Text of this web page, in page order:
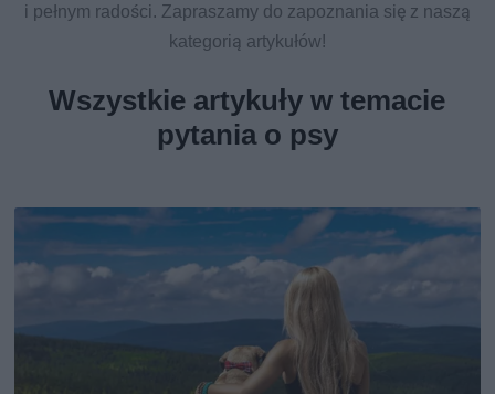
i pełnym radości. Zapraszamy do zapoznania się z naszą
kategorią artykułów!
Wszystkie artykuły w temacie
pytania o psy